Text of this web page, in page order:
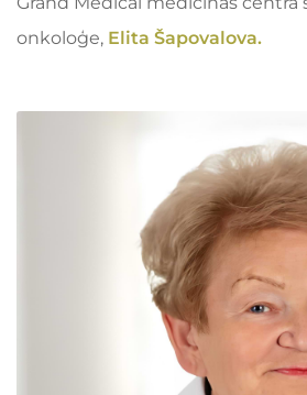
onkoloģe, Elita Šapovalova.